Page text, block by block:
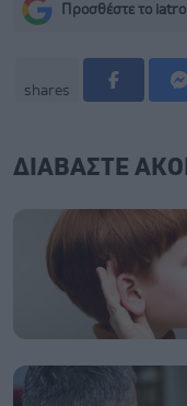
Προσθέστε το
shares
ΔΙΑΒΑΣΤΕ